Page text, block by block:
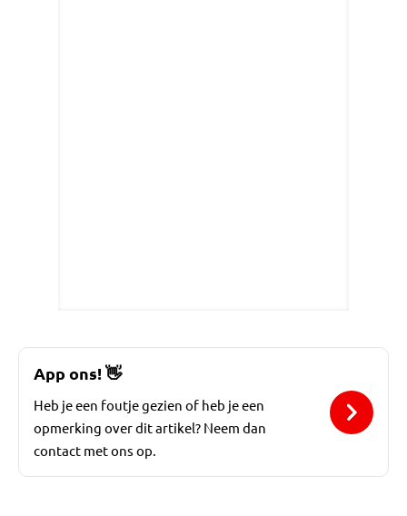
App ons!👋
Heb je een foutje gezien of heb je een
opmerking over dit artikel? Neem dan
contact met ons op.